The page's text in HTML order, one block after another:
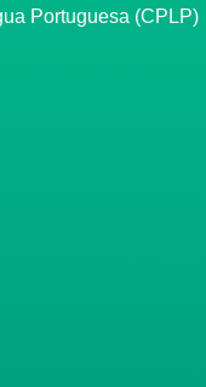
Portuguesa (CPLP)